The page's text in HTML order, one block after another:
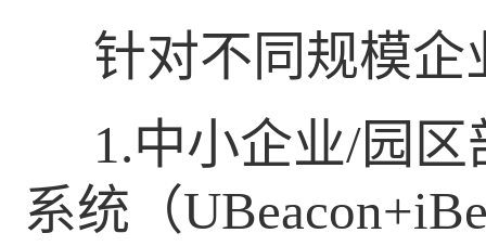
针对不同规模
1.中小企业/园
系统（